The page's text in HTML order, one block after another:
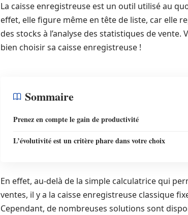
La caisse enregistreuse est un outil utilisé au
effet, elle figure même en tête de liste, car elle
des stocks à l’analyse des statistiques de
bien choisir sa caisse enregistreuse !
Sommaire
Prenez en compte le gain de productivité
L’évolutivité est un critère phare dans votre choix
En effet, au-delà de la simple calculatrice qui
ventes, il y a la caisse enregistreuse classique
Cependant, de nombreuses solutions sont